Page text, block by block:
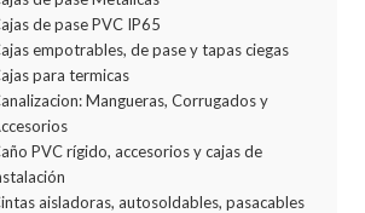
de pase PVC IP65
empotrables, de pase y tapas ciegas
para termicas
Mangueras, Corrugados y
PVC rígido, accesorios y cajas de
aisladoras, autosoldables, pasacables